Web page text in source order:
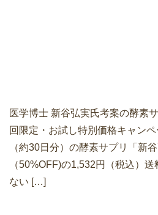
医学博士 新谷弘実氏考案の酵素
回限定・お試し特別価格キャン
（約30日分）の酵素サプリ「新
（50%OFF)の1,532円（税込）
ない […]